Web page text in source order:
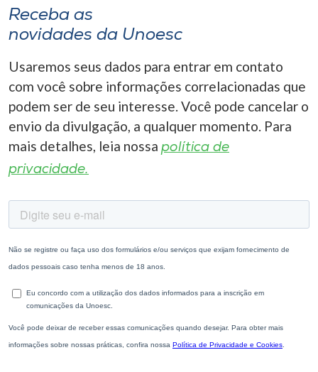
Receba as
novidades da Unoesc
Usaremos seus dados para entrar em contato
com você sobre informações correlacionadas que
podem ser de seu interesse. Você pode cancelar o
envio da divulgação, a qualquer momento. Para
mais detalhes, leia nossa política de
privacidade.